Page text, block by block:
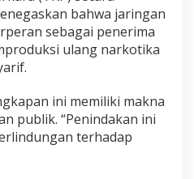
bahwa jaringan
sebagai penerima
ulang narkotika
ini memiliki makna
publik. “Penindakan ini
terhadap